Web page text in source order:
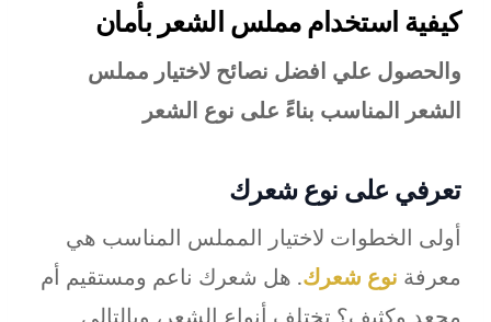
كيفية استخدام مملس الشعر بأمان
والحصول علي افضل نصائح لاختيار مملس
الشعر المناسب بناءً على نوع الشعر
تعرفي على نوع شعرك
أولى الخطوات لاختيار المملس المناسب هي
معرفة نوع شعرك. هل شعرك ناعم ومستقيم أم